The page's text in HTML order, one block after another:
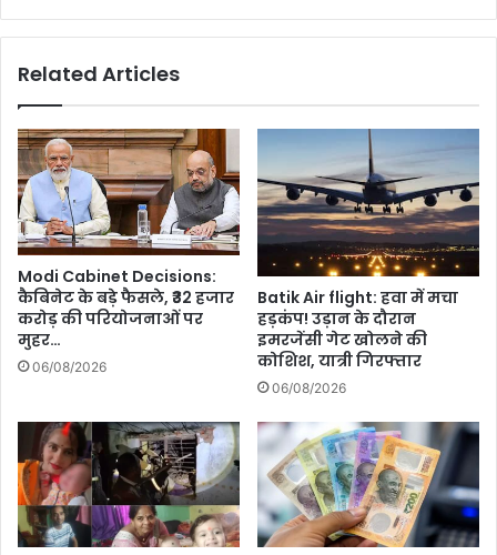
पूजा...
Related Articles
Modi Cabinet Decisions:
कैबिनेट के बड़े फैसले, ₹32 हजार
करोड़ की परियोजनाओं पर
मुहर…
06/08/2026
Batik Air flight: हवा में मचा
हड़कंप! उड़ान के दौरान
इमरजेंसी गेट खोलने की
कोशिश, यात्री गिरफ्तार
06/08/2026